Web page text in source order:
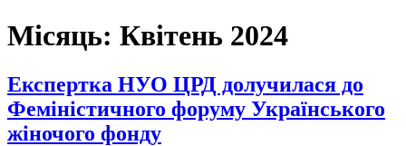
Місяць: Квітень 2024
Експертка НУО ЦРД долучилася до
Феміністичного форуму Українського
жіночого фонду